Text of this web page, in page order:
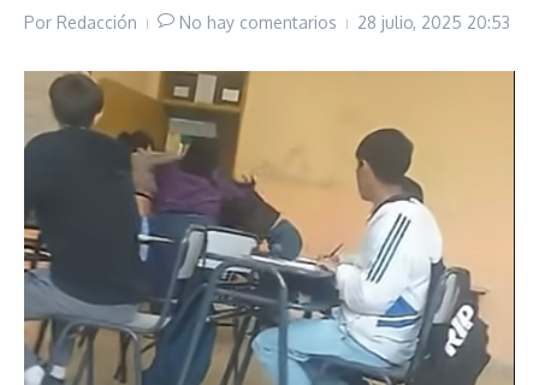
Por Redacción No hay comentarios 28 julio, 2025 20:53